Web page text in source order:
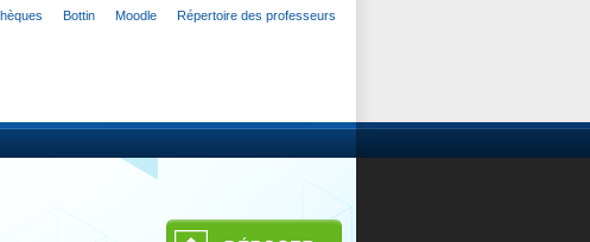
Bottin Moodle Répertoire des professeurs